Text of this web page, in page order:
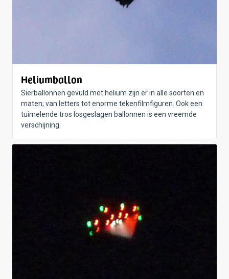
Heliumballon
Sierballonnen gevuld met helium zijn er in alle soorten en
maten; van letters tot enorme tekenfilmfiguren. Ook een
tuimelende tros losgeslagen ballonnen is een vreemde
verschijning.